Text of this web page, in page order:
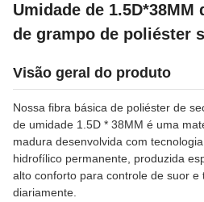
Umidade de
de grampo de poliéster
Visão geral do produto
Nossa fibra básica de poliéster de
de umidade 1.5D * 38MM é uma
madura desenvolvida com
hidrofílico permanente, produzida
alto conforto para controle de suor e
diariamente.